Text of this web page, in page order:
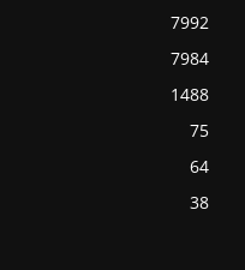
7992
7984
1488
75
64
38